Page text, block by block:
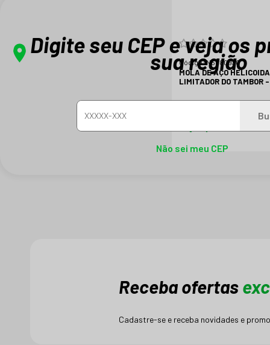
Código:N5080930
MOLA DE AÇO
LIMITADOR DO TAMBOR
Receba ofertas
Cadastre-se e receba novidades e
Digite seu CEP e veja os
sua região
Não sei meu CEP